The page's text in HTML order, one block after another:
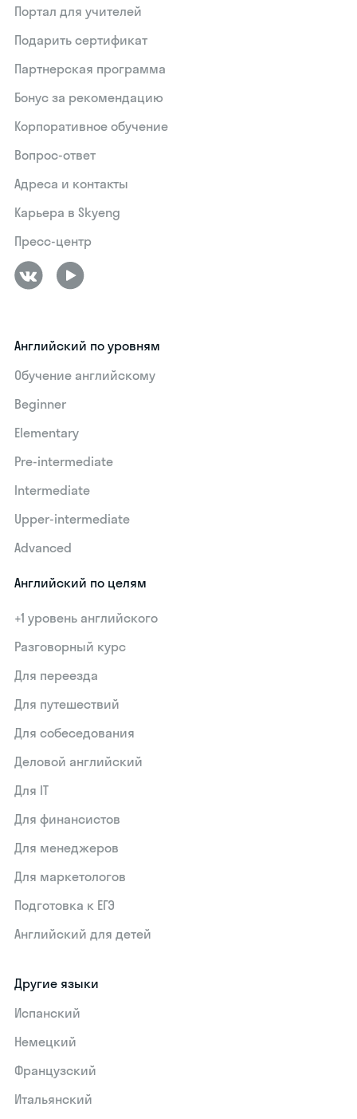
Портал для учителей
Подарить сертификат
Партнерская программа
Бонус за рекомендацию
Корпоративное обучение
Вопрос-ответ
Адреса и контакты
Карьера в Skyeng
Пресс-центр
Английский по уровням
Обучение английскому
Beginner
Elementary
Pre-intermediate
Intermediate
Upper-intermediate
Advanced
Английский по целям
+1 уровень английского
Разговорный курс
Для переезда
Для путешествий
Для собеседования
Деловой английский
Для IT
Для финансистов
Для менеджеров
Для маркетологов
Подготовка к ЕГЭ
Английский для детей
Другие языки
Испанский
Немецкий
Французский
Итальянский